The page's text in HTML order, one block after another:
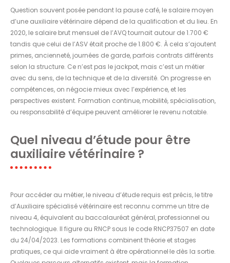
Question souvent posée pendant la pause café, le salaire moyen
d’une auxiliaire vétérinaire dépend de la qualification et du lieu. En
2020, le salaire brut mensuel de l’AVQ tournait autour de 1.700 €
tandis que celui de l’ASV était proche de 1.800 €. À cela s’ajoutent
primes, ancienneté, journées de garde, parfois contrats différents
selon la structure. Ce n’est pas le jackpot, mais c’est un métier
avec du sens, de la technique et de la diversité. On progresse en
compétences, on négocie mieux avec l’expérience, et les
perspectives existent. Formation continue, mobilité, spécialisation,
ou responsabilité d’équipe peuvent améliorer le revenu notable.
Quel niveau d’étude pour être
auxiliaire vétérinaire ?
Pour accéder au métier, le niveau d’étude requis est précis, le titre
d’Auxiliaire spécialisé vétérinaire est reconnu comme un titre de
niveau 4, équivalent au baccalauréat général, professionnel ou
technologique. Il figure au RNCP sous le code RNCP37507 en date
du 24/04/2023. Les formations combinent théorie et stages
pratiques, ce qui aide vraiment à être opérationnel·le dès la sortie.